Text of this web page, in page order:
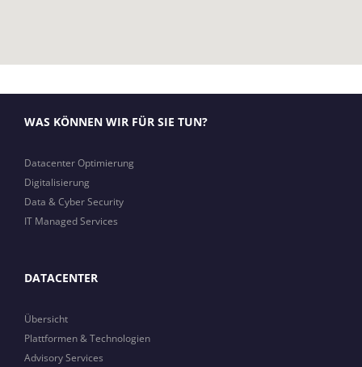
WAS KÖNNEN WIR FÜR SIE TUN?
Datacenter Optimierung
Digitalisierung
Data & Cyber Security
IT Managed Services
DATACENTER
Übersicht
Plattformen & Technologien
Advisory Services